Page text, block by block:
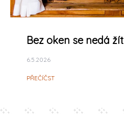
Bez oken se nedá žít
6.5.2026
PŘEČÍČST